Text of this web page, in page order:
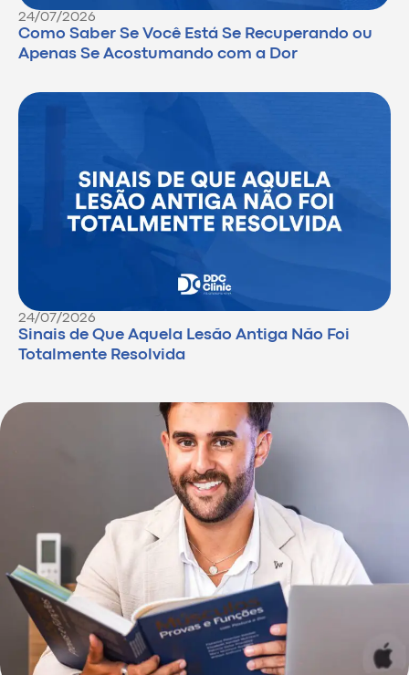
24/07/2026
Como Saber Se Você Está Se Recuperando ou
Apenas Se Acostumando com a Dor
24/07/2026
Sinais de Que Aquela Lesão Antiga Não Foi
Totalmente Resolvida